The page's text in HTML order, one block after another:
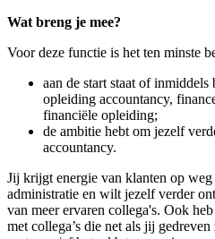
Wat breng je mee?
Voor deze functie is het ten minste
aan de start staat of
opleiding accountancy,
financiële opleiding;
de ambitie hebt om jezelf
accountancy.
Jij krijgt energie van klanten op
administratie en wilt jezelf verder
van meer ervaren collega's. Ook
met collega’s die net als jij